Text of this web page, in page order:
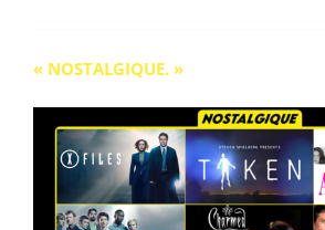
« NOSTALGIQUE. »